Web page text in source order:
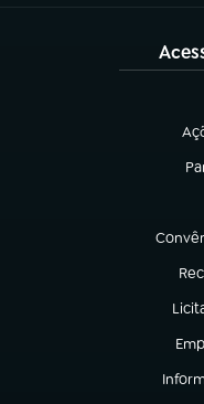
(abre
(abre